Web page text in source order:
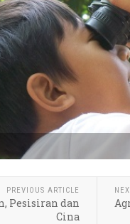
PREVIOUS ARTICLE
Pesisiran dan
Cina